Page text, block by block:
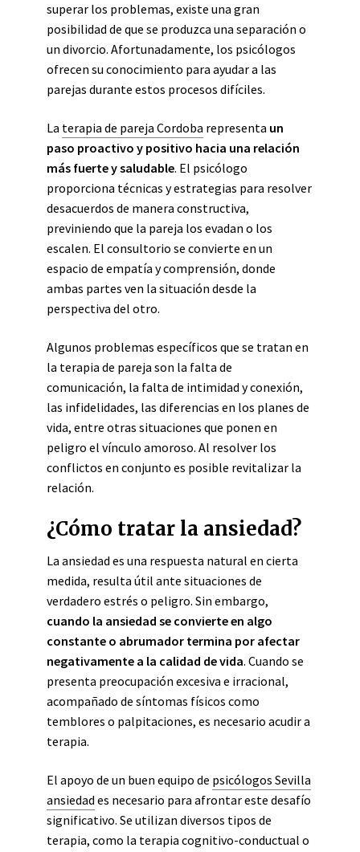
superar los problemas, existe una gran
posibilidad de que se produzca una separación o
un divorcio. Afortunadamente, los psicólogos
ofrecen su conocimiento para ayudar a las
parejas durante estos procesos difíciles.
La terapia de pareja Cordoba representa un
paso proactivo y positivo hacia una relación
más fuerte y saludable. El psicólogo
proporciona técnicas y estrategias para resolver
desacuerdos de manera constructiva,
previniendo que la pareja los evadan o los
escalen. El consultorio se convierte en un
espacio de empatía y comprensión, donde
ambas partes ven la situación desde la
perspectiva del otro.
Algunos problemas específicos que se tratan en
la terapia de pareja son la falta de
comunicación, la falta de intimidad y conexión,
las infidelidades, las diferencias en los planes de
vida, entre otras situaciones que ponen en
peligro el vínculo amoroso. Al resolver los
conflictos en conjunto es posible revitalizar la
relación.
¿Cómo tratar la ansiedad?
La ansiedad es una respuesta natural en cierta
medida, resulta útil ante situaciones de
verdadero estrés o peligro. Sin embargo,
cuando la ansiedad se convierte en algo
constante o abrumador termina por afectar
negativamente a la calidad de vida. Cuando se
presenta preocupación excesiva e irracional,
acompañado de síntomas físicos como
temblores o palpitaciones, es necesario acudir a
terapia.
El apoyo de un buen equipo de psicólogos Sevilla
ansiedad es necesario para afrontar este desafío
significativo. Se utilizan diversos tipos de
terapia, como la terapia cognitivo-conductual o